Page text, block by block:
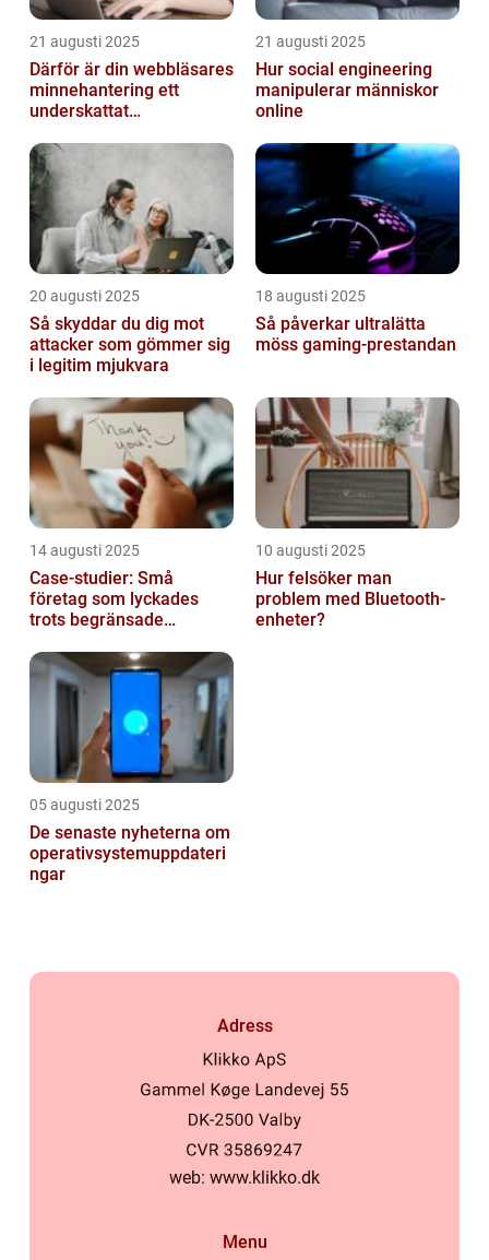
21 augusti 2025
Därför är din webbläsares
minnehantering ett
underskattat
21 augusti 2025
Hur social engineering
manipulerar människor
online
20 augusti 2025
Så skyddar du dig mot
attacker som gömmer sig
i legitim mjukvara
18 augusti 2025
Så påverkar ultralätta
möss gaming-prestandan
14 augusti 2025
Case-studier: Små
företag som lyckades
trots begränsade
10 augusti 2025
Hur felsöker man
problem med Bluetooth-
enheter?
05 augusti 2025
De senaste nyheterna om
operativsystemuppdateri
ngar
Adress
web: www.klikko.dk
Menu